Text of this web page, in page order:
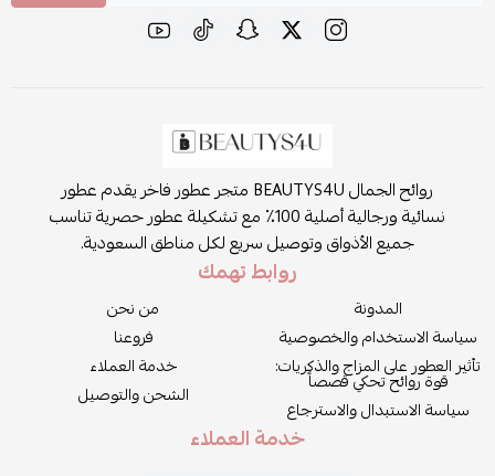
روائح الجمال BEAUTYS4U متجر عطور فاخر يقدم عطور
نسائية ورجالية أصلية 100٪ مع تشكيلة عطور حصرية تناسب
جميع الأذواق وتوصيل سريع لكل مناطق السعودية.
روابط تهمك
المدونة
سياسة الاستخدام والخصوصية
تأثير العطور على المزاج والذكريات:
قوة روائح تحكي قصصاً
سياسة الاستبدال والاسترجاع
من نحن
فروعنا
خدمة العملاء
الشحن والتوصيل
خدمة العملاء